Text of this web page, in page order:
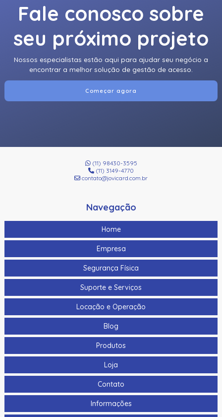
Fale conosco sobre
seu próximo projeto
Nossos especialistas estão aqui para ajudar seu negócio a
encontrar a melhor solução de gestão de acesso.
Começar agora
(11) 98430-3595
(11) 3149-4770
contato@jovicard.com.br
Navegação
Home
Empresa
Segurança Física
Suporte e Serviços
Locação e Operação
Blog
Produtos
Loja
Contato
Informações